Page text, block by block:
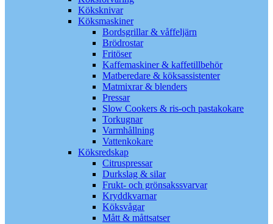
Köksknivar
Köksmaskiner
Bordsgrillar & våffeljärn
Brödrostar
Fritöser
Kaffemaskiner & kaffetillbehör
Matberedare & köksassistenter
Matmixrar & blenders
Pressar
Slow Cookers & ris-och pastakokare
Torkugnar
Varmhållning
Vattenkokare
Köksredskap
Citruspressar
Durkslag & silar
Frukt- och grönsakssvarvar
Kryddkvarnar
Köksvågar
Mått & måttsatser